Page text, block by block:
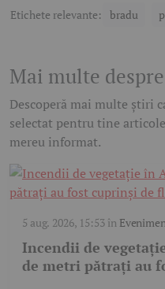
Etichete relevante: bradu
Mai multe
Descoperă mai multe știri
selectat pentru tine
mereu informat.
5 aug. 2026, 15:53în
Incendii de
de metri pătrați au